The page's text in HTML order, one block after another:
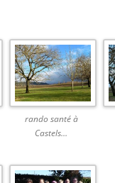
rando santé à
Castels…